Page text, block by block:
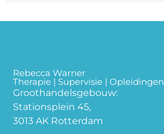
Rebecca Warner
Therapie | Supervisie | Opleidingen
Groothandelsgebouw:
Stationsplein 45,
3013 AK Rotterdam